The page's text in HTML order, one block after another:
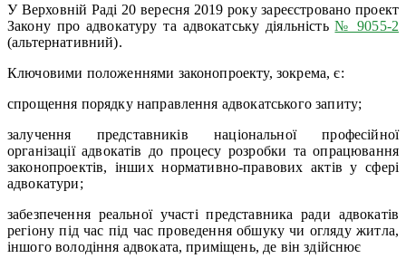
У Верховній Раді 20 вересня 2019 року зареєстровано проект
Закону про адвокатуру та адвокатську діяльність№ 9055-2
(альтернативний).
Ключовими положеннями законопроекту, зокрема, є:
спрощення порядку направлення адвокатського запиту;
залучення представників національної професійної
організації адвокатів до процесу розробки та опрацювання
законопроектів, інших нормативно-правових актів у сфері
адвокатури;
забезпечення реальної участі представника ради адвокатів
регіону під час під час проведення обшуку чи огляду житла,
іншого володіння адвоката, приміщень, де він здійснює